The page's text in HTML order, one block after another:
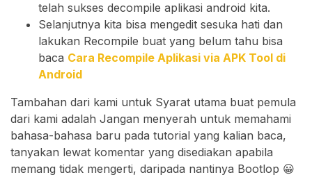
telah sukses decompile aplikasi android kita.
Selanjutnya kita bisa mengedit sesuka hati dan
lakukan Recompile buat yang belum tahu bisa
baca Cara Recompile Aplikasi via APK Tool di
Android
Tambahan dari kami untuk Syarat utama buat pemula
dari kami adalah Jangan menyerah untuk memahami
bahasa-bahasa baru pada tutorial yang kalian baca,
tanyakan lewat komentar yang disediakan apabila
memang tidak mengerti, daripada nantinya Bootlop 😀